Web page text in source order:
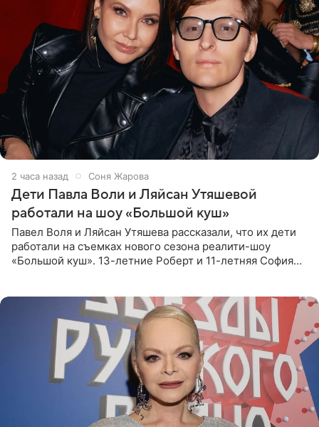
2 часа назад Соня Жарова
Дети Павла Воли и Ляйсан Утяшевой
работали на шоу «Большой куш»
Павел Воля и Ляйсан Утяшева рассказали, что их дети
работали на съемках нового сезона реалити-шоу
«Большой куш». 13-летние Роберт и 11-летняя София